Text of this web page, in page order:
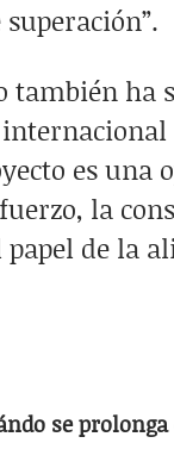
también ha
es
la
papel de la
se